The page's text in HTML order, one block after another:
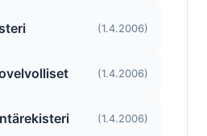
(1.4.2006)
(1.4.2006)
(1.4.2006)